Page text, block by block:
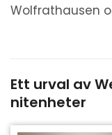
Wolfrathausen
Ett urval av
nitenheter